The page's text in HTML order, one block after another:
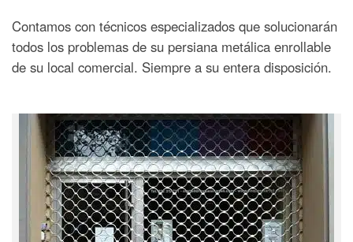
Contamos con técnicos especializados que solucionarán
todos los problemas de su persiana metálica enrollable
de su local comercial. Siempre a su entera disposición.